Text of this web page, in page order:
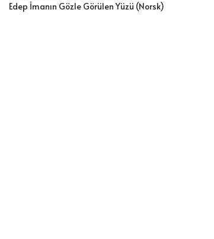
Edep İmanın Gözle Görülen Yüzü (Norsk)